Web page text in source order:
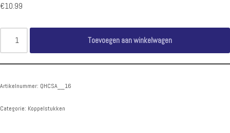
€10.99
Toevoegen aan winkelwagen
Artikelnummer: QHCSA__16
Categorie: Koppelstukken